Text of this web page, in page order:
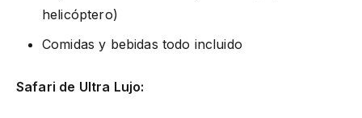
helicóptero)
Comidas y bebidas todo incluido
Safari de Ultra Lujo: